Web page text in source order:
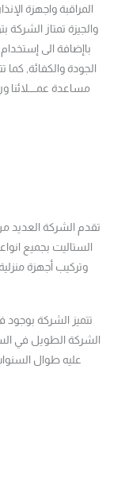
المراقبة واجهزة
والجيزة تمتاز
باإضافة الى
الجودة والكفائة, كما
مساعدة
تقدم الشركة العديد
الستاليت بجميع
وتركيب أجهزة
تتميز الشركة
الشركة الطويل في
عليه طوال